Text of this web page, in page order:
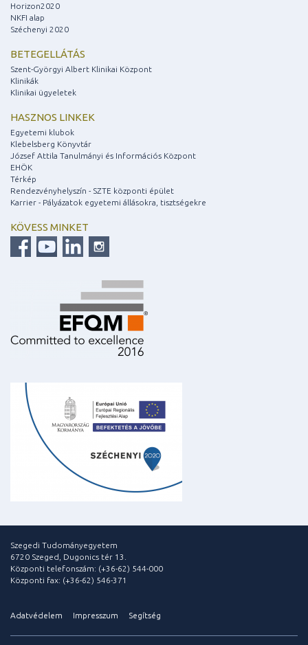
Horizon2020
NKFI alap
Széchenyi 2020
BETEGELLÁTÁS
Szent-Györgyi Albert Klinikai Központ
Klinikák
Klinikai ügyeletek
HASZNOS LINKEK
Egyetemi klubok
Klebelsberg Könyvtár
József Attila Tanulmányi és Információs Központ
EHÖK
Térkép
Rendezvényhelyszín - SZTE központi épület
Karrier - Pályázatok egyetemi állásokra, tisztségekre
KÖVESS MINKET
Szegedi Tudományegyetem
6720 Szeged, Dugonics tér 13.
Központi telefonszám: (+36-62) 544-000
Központi fax: (+36-62) 546-371
Adatvédelem Impresszum Segítség